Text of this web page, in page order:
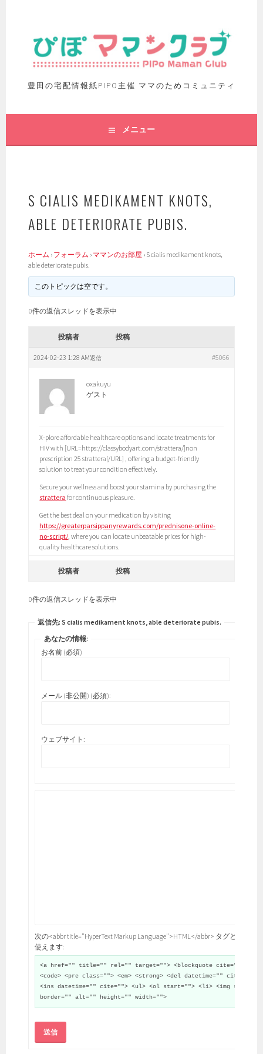
豊田の宅配情報紙PIPO主催 ママのためコミュニティ
メニュー
S CIALIS MEDIKAMENT KNOTS,
ABLE DETERIORATE PUBIS.
ホーム › フォーラム › ママンのお部屋 › S cialis medikament knots,
able deteriorate pubis.
このトピックは空です。
0件の返信スレッドを表示中
投稿者 投稿
2024-02-23 1:28 AM #5066
返信
oxakuyu
ゲスト
X-plore affordable healthcare options and locate treatments for
HIV with [URL=https://classybodyart.com/strattera/]non
prescription 25 strattera[/URL] , offering a budget-friendly
solution to treat your condition effectively.
Secure your wellness and boost your stamina by purchasing the
strattera for continuous pleasure.
Get the best deal on your medication by visiting
https://greaterparsippanyrewards.com/prednisone-online-
no-script/, where you can locate unbeatable prices for high-
quality healthcare solutions.
投稿者 投稿
0件の返信スレッドを表示中
返信先: S cialis medikament knots, able deteriorate pubis.
あなたの情報:
お名前 (必須)
メール (非公開) (必須):
ウェブサイト:
次の<abbr title="HyperText Markup Language">HTML</abbr> タグと属性が
使えます:
<a href="" title="" rel="" target=""> <blockquote cite="">
<code> <pre class=""> <em> <strong> <del datetime="" cite="">
<ins datetime="" cite=""> <ul> <ol start=""> <li> <img src=""
border="" alt="" height="" width="">
送信